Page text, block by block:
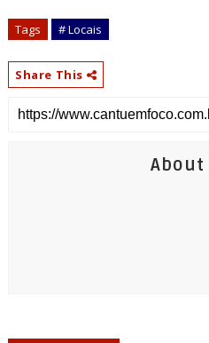
Tags # Locais
Share This
About